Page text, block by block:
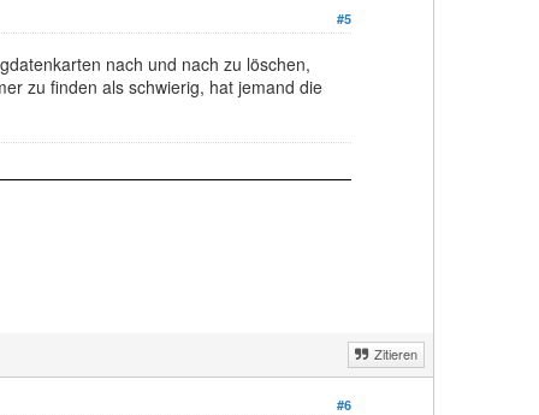
#5
nach und nach zu löschen,
zu finden als schwierig, hat jemand die
Zitieren
#6